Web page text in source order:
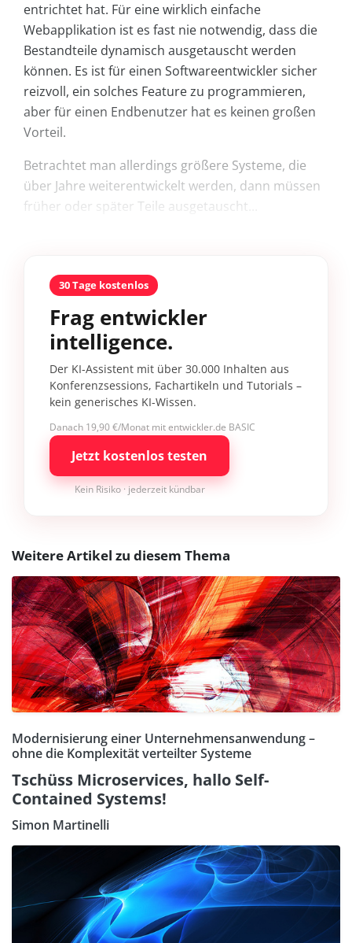
entrichtet hat. Für eine wirklich einfache
Webapplikation ist es fast nie notwendig, dass die
Bestandteile dynamisch ausgetauscht werden
können. Es ist für einen Softwareentwickler sicher
reizvoll, ein solches Feature zu programmieren,
aber für einen Endbenutzer hat es keinen großen
Vorteil.
Betrachtet man allerdings größere Systeme, die
über Jahre weiterentwickelt werden, dann müssen
früher oder später Teile ausgetauscht...
30 Tage kostenlos
Frag entwickler
intelligence.
Der KI-Assistent mit über 30.000 Inhalten aus
Konferenzsessions, Fachartikeln und Tutorials –
kein generisches KI-Wissen.
Danach 19,90 €/Monat mit entwickler.de BASIC
Jetzt kostenlos testen
Kein Risiko · jederzeit kündbar
Weitere Artikel zu diesem Thema
Modernisierung einer Unternehmensanwendung –
ohne die Komplexität verteilter Systeme
Tschüss Microservices, hallo Self-
Contained Systems!
Simon Martinelli